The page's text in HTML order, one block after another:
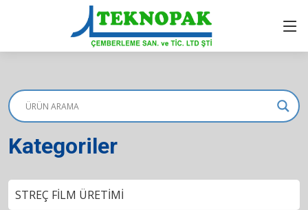
Kategoriler
STREÇ FİLM ÜRETİMİ